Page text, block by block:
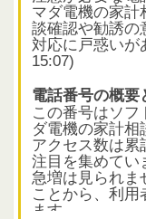
マダ電機の家計
談確認や勧誘の
対応に戸惑いが
15:07)
電話番号の概要
この番号はソ
ダ電機の家計相
アクセス数は累
注目を集めてい
急増は見られま
ことから、利用
ます。